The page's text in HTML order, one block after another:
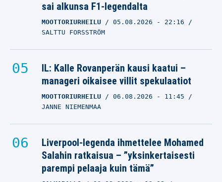
sai alkunsa F1-legendalta
MOOTTORIURHEILU 05.08.2026 - 22:16
SALTTU FORSSTRÖM
IL: Kalle Rovanperän kausi kaatui –
manageri oikaisee villit spekulaatiot
MOOTTORIURHEILU 06.08.2026 - 11:45
JANNE NIEMENMAA
Liverpool-legenda ihmettelee Mohamed
Salahin ratkaisua – ”yksinkertaisesti
parempi pelaaja kuin tämä”